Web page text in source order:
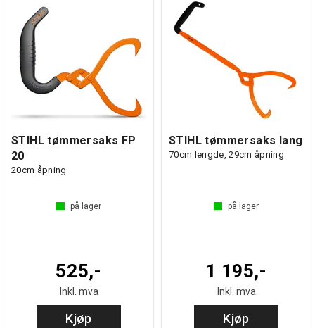
STIHL tømmersaks FP
20
20cm åpning
på lager
525,-
Inkl. mva
Kjøp
STIHL tømmersaks lang
70cm lengde, 29cm åpning
på lager
1 195,-
Inkl. mva
Kjøp